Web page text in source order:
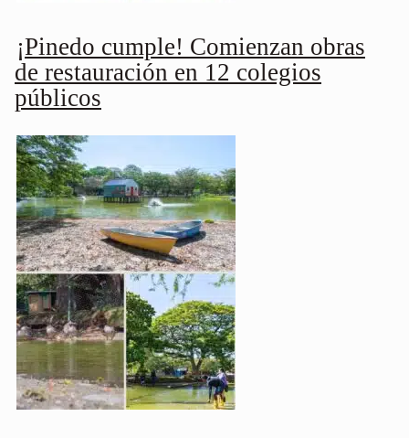
¡Pinedo cumple! Comienzan obras
de restauración en 12 colegios
públicos